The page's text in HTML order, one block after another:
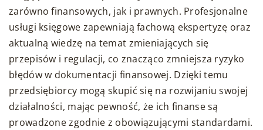
zarówno finansowych, jak i prawnych. Profesjonalne
usługi księgowe zapewniają fachową ekspertyzę oraz
aktualną wiedzę na temat zmieniających się
przepisów i regulacji, co znacząco zmniejsza ryzyko
błędów w dokumentacji finansowej. Dzięki temu
przedsiębiorcy mogą skupić się na rozwijaniu swojej
działalności, mając pewność, że ich finanse są
prowadzone zgodnie z obowiązującymi standardami.